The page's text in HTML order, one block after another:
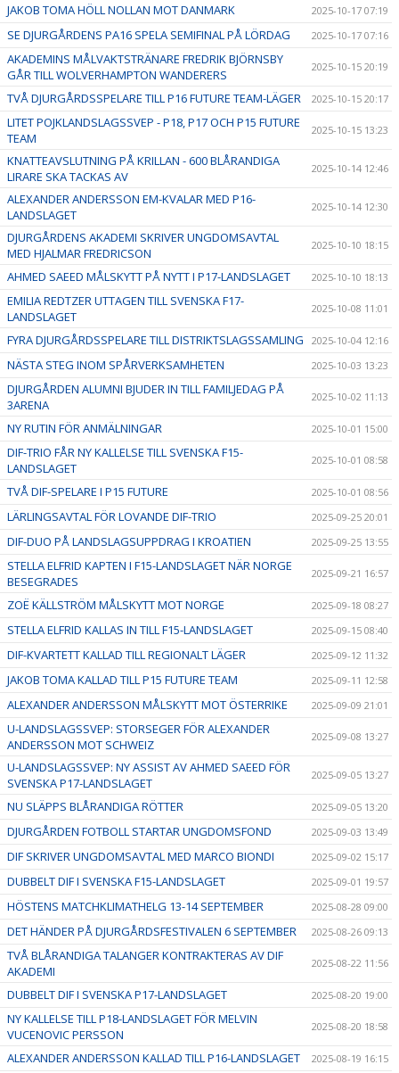
JAKOB TOMA HÖLL NOLLAN MOT DANMARK 2025-10-17 07:19
SE DJURGÅRDENS PA16 SPELA SEMIFINAL PÅ LÖRDAG 2025-10-17 07:16
AKADEMINS MÅLVAKTSTRÄNARE FREDRIK BJÖRNSBY
GÅR TILL WOLVERHAMPTON WANDERERS
2025-10-15 20:19
TVÅ DJURGÅRDSSPELARE TILL P16 FUTURE TEAM-LÄGER 2025-10-15 20:17
LITET POJKLANDSLAGSSVEP - P18, P17 OCH P15 FUTURE
TEAM
2025-10-15 13:23
KNATTEAVSLUTNING PÅ KRILLAN - 600 BLÅRANDIGA
LIRARE SKA TACKAS AV
2025-10-14 12:46
ALEXANDER ANDERSSON EM-KVALAR MED P16-
LANDSLAGET
2025-10-14 12:30
DJURGÅRDENS AKADEMI SKRIVER UNGDOMSAVTAL
MED HJALMAR FREDRICSON
2025-10-10 18:15
AHMED SAEED MÅLSKYTT PÅ NYTT I P17-LANDSLAGET 2025-10-10 18:13
EMILIA REDTZER UTTAGEN TILL SVENSKA F17-
LANDSLAGET
2025-10-08 11:01
FYRA DJURGÅRDSSPELARE TILL DISTRIKTSLAGSSAMLING 2025-10-04 12:16
NÄSTA STEG INOM SPÅRVERKSAMHETEN 2025-10-03 13:23
DJURGÅRDEN ALUMNI BJUDER IN TILL FAMILJEDAG PÅ
3ARENA
2025-10-02 11:13
NY RUTIN FÖR ANMÄLNINGAR 2025-10-01 15:00
DIF-TRIO FÅR NY KALLELSE TILL SVENSKA F15-
LANDSLAGET
2025-10-01 08:58
TVÅ DIF-SPELARE I P15 FUTURE 2025-10-01 08:56
LÄRLINGSAVTAL FÖR LOVANDE DIF-TRIO 2025-09-25 20:01
DIF-DUO PÅ LANDSLAGSUPPDRAG I KROATIEN 2025-09-25 13:55
STELLA ELFRID KAPTEN I F15-LANDSLAGET NÄR NORGE
BESEGRADES
2025-09-21 16:57
ZOË KÄLLSTRÖM MÅLSKYTT MOT NORGE 2025-09-18 08:27
STELLA ELFRID KALLAS IN TILL F15-LANDSLAGET 2025-09-15 08:40
DIF-KVARTETT KALLAD TILL REGIONALT LÄGER 2025-09-12 11:32
JAKOB TOMA KALLAD TILL P15 FUTURE TEAM 2025-09-11 12:58
ALEXANDER ANDERSSON MÅLSKYTT MOT ÖSTERRIKE 2025-09-09 21:01
U-LANDSLAGSSVEP: STORSEGER FÖR ALEXANDER
ANDERSSON MOT SCHWEIZ
2025-09-08 13:27
U-LANDSLAGSSVEP: NY ASSIST AV AHMED SAEED FÖR
SVENSKA P17-LANDSLAGET
2025-09-05 13:27
NU SLÄPPS BLÅRANDIGA RÖTTER 2025-09-05 13:20
DJURGÅRDEN FOTBOLL STARTAR UNGDOMSFOND 2025-09-03 13:49
DIF SKRIVER UNGDOMSAVTAL MED MARCO BIONDI 2025-09-02 15:17
DUBBELT DIF I SVENSKA F15-LANDSLAGET 2025-09-01 19:57
HÖSTENS MATCHKLIMATHELG 13-14 SEPTEMBER 2025-08-28 09:00
DET HÄNDER PÅ DJURGÅRDSFESTIVALEN 6 SEPTEMBER 2025-08-26 09:13
TVÅ BLÅRANDIGA TALANGER KONTRAKTERAS AV DIF
AKADEMI
2025-08-22 11:56
DUBBELT DIF I SVENSKA P17-LANDSLAGET 2025-08-20 19:00
NY KALLELSE TILL P18-LANDSLAGET FÖR MELVIN
VUCENOVIC PERSSON
2025-08-20 18:58
ALEXANDER ANDERSSON KALLAD TILL P16-LANDSLAGET 2025-08-19 16:15